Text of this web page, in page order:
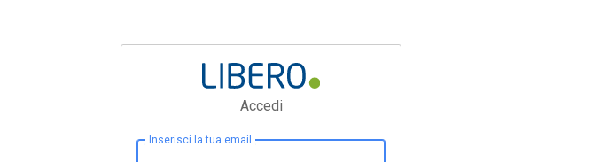
Accedi
Inserisci la tua email